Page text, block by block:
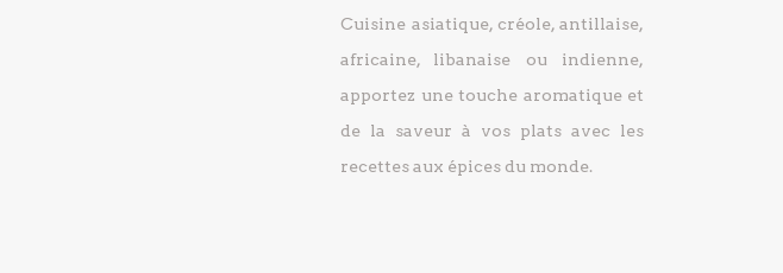
Cuisine asiatique, créole, antillaise,
africaine, libanaise ou indienne,
apportez une touche aromatique et
de la saveur à vos plats avec les
recettes aux épices du monde.